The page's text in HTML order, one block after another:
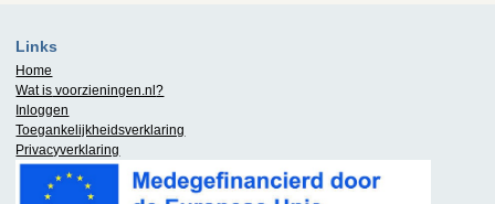
Links
Home
Wat is voorzieningen.nl?
Inloggen
Toegankelijkheidsverklaring
Privacyverklaring